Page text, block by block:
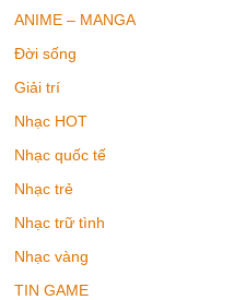
ANIME – MANGA
Đời sống
Giải trí
Nhạc HOT
Nhạc quốc tế
Nhạc trẻ
Nhạc trữ tình
Nhạc vàng
TIN GAME